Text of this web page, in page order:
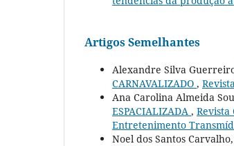
Artigos Semelhantes
Alexandre Silva
CARNAVALIZADO ,
Ana Carolina Almeida
ESPACIALIZADA , Revista
Entretenimento
Noel dos Santos